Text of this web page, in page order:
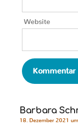
Website
Barbara
18. Dezember 2021